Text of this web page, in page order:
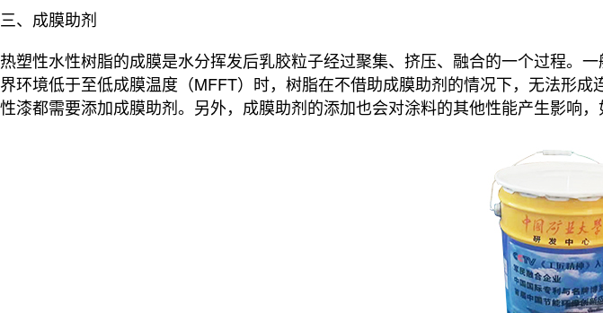
三、成膜助剂
热塑性水性树脂的成膜是水分挥发后乳胶粒子经过聚集、挤压、融合的一个过程。
界环境低于至低成膜温度（MFFT）时，树脂在不借助成膜助剂的情况下，无法形成
性漆都需要添加成膜助剂。另外，成膜助剂的添加也会对涂料的其他性能产生影响，